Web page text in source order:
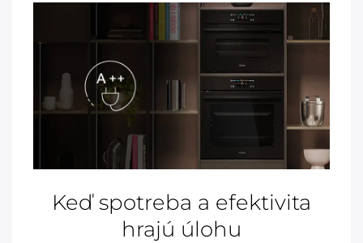
Keď spotreba a efektivita
hrajú úlohu